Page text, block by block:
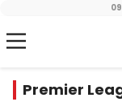
Premier